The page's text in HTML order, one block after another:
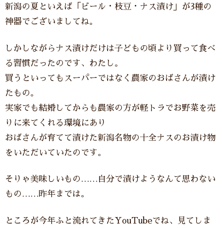
新潟の夏といえば「ビール・枝豆・ナス漬け」が3種の
神器でございましてね。
しかしながらナス漬けだけは子どもの頃より買って食べ
る習慣だったのです、わたし。
買うといってもスーパーではなく農家のおばさんが漬け
たもの。
実家でも結婚してからも農家の方が軽トラでお野菜を売
りに来てくれる環境にあり
おばさんが育てて漬けた新潟名物の十全ナスのお漬け物
をいただいていたのです。
そりゃ美味しいもの……自分で漬けようなんて思わない
もの……昨年までは。
ところが今年ふと流れてきたYouTubeでね、見てしま